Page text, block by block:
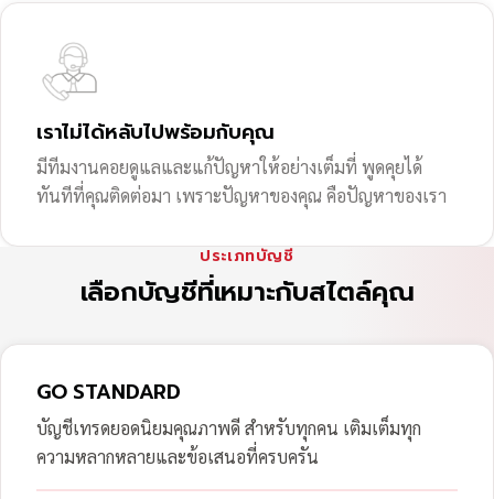
เราไม่ได้หลับไปพร้อมกับคุณ
มีทีมงานคอยดูแลและแก้ปัญหาให้อย่างเต็มที่ พูดคุยได้
ทันทีที่คุณติดต่อมา เพราะปัญหาของคุณ คือปัญหาของเรา
ประเภทบัญชี
เลือกบัญชีที่เหมาะกับสไตล์คุณ
GO STANDARD
บัญชีเทรดยอดนิยมคุณภาพดี สำหรับทุกคน เติมเต็มทุก
ความหลากหลายและข้อเสนอที่ครบครัน